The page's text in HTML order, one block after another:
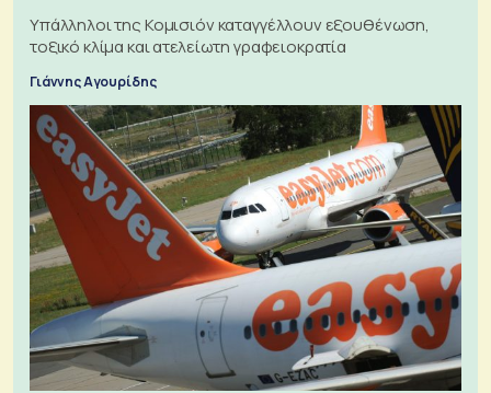
Υπάλληλοι της Κομισιόν καταγγέλλουν εξουθένωση,
τοξικό κλίμα και ατελείωτη γραφειοκρατία
Γιάννης Αγουρίδης